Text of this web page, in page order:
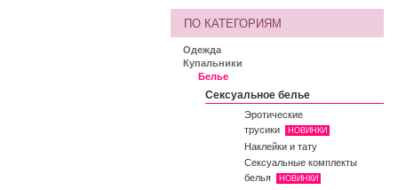
ПО КАТЕГОРИЯМ
Одежда
Купальники
Белье
Сексуальное белье
Эротические
трусики
НОВИНКИ
Наклейки и тату
Сексуальные комплекты
белья
НОВИНКИ